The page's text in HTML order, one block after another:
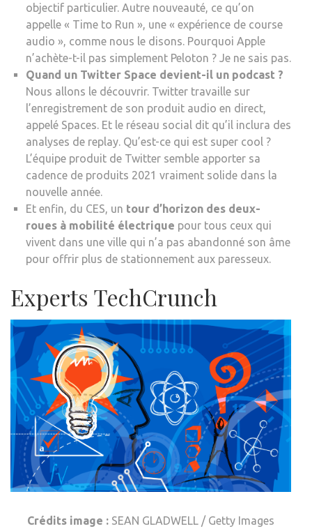
objectif particulier. Autre nouveauté, ce qu’on
appelle « Time to Run », une « expérience de course
audio », comme nous le disons. Pourquoi Apple
n’achète-t-il pas simplement Peloton ? Je ne sais pas.
Quand un Twitter Space devient-il un podcast ?
Nous allons le découvrir. Twitter travaille sur
l’enregistrement de son produit audio en direct,
appelé Spaces. Et le réseau social dit qu’il inclura des
analyses de replay. Qu’est-ce qui est super cool ?
L’équipe produit de Twitter semble apporter sa
cadence de produits 2021 vraiment solide dans la
nouvelle année.
Et enfin, du CES, un tour d’horizon des deux-
roues à mobilité électrique pour tous ceux qui
vivent dans une ville qui n’a pas abandonné son âme
pour offrir plus de stationnement aux paresseux.
Experts TechCrunch
Crédits image : SEAN GLADWELL / Getty Images